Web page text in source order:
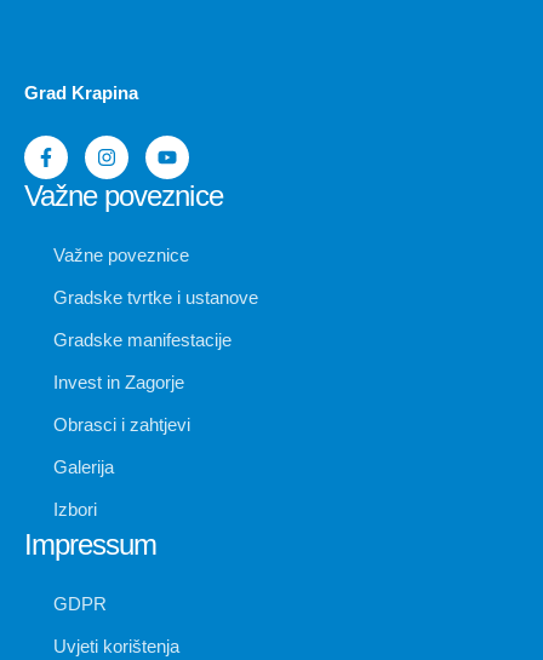
Grad Krapina
Važne poveznice
Važne poveznice
Gradske tvrtke i ustanove
Gradske manifestacije
Invest in Zagorje
Obrasci i zahtjevi
Galerija
Izbori
Impressum
GDPR
Uvjeti korištenja